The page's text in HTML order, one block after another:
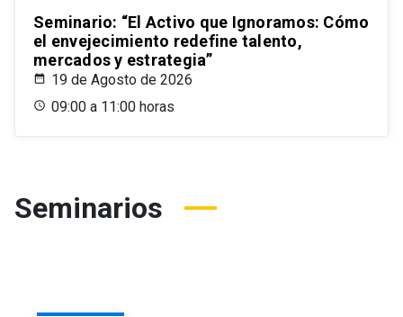
Seminario: “El Activo que Ignoramos: Cómo
el envejecimiento redefine talento,
mercados y estrategia”
19 de Agosto de 2026
09:00 a 11:00 horas
Seminarios